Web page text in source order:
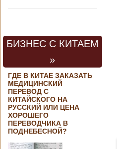
БИЗНЕС С КИТАЕМ
»
ГДЕ В КИТАЕ ЗАКАЗАТЬ
МЕДИЦИНСКИЙ
ПЕРЕВОД С
КИТАЙСКОГО НА
РУССКИЙ ИЛИ ЦЕНА
ХОРОШЕГО
ПЕРЕВОДЧИКА В
ПОДНЕБЕСНОЙ?